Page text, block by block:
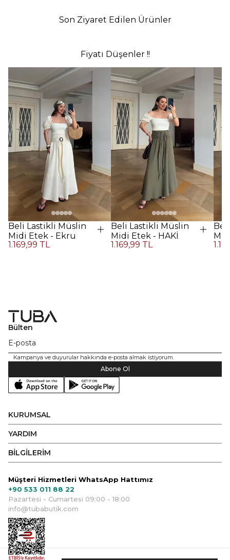
Son Ziyaret Edilen Ürünler
Fiyatı Düşenler !!
Beli Lastikli Müslin
Midi Etek - Ekru
1.169,99 TL
Beli Lastikli Müslin
Midi Etek - HAKİ
1.169,99 TL
Bülten
Kampanya ve duyurular hakkında e-posta almak istiyorum.
Abone Ol
KURUMSAL
YARDIM
BİLGİLERİM
Müşteri Hizmetleri WhatsApp Hattımız
+90 533 011 88 22
Pazartesi - Cumartesi 09:00 - 18:00
info@tubabutik.com